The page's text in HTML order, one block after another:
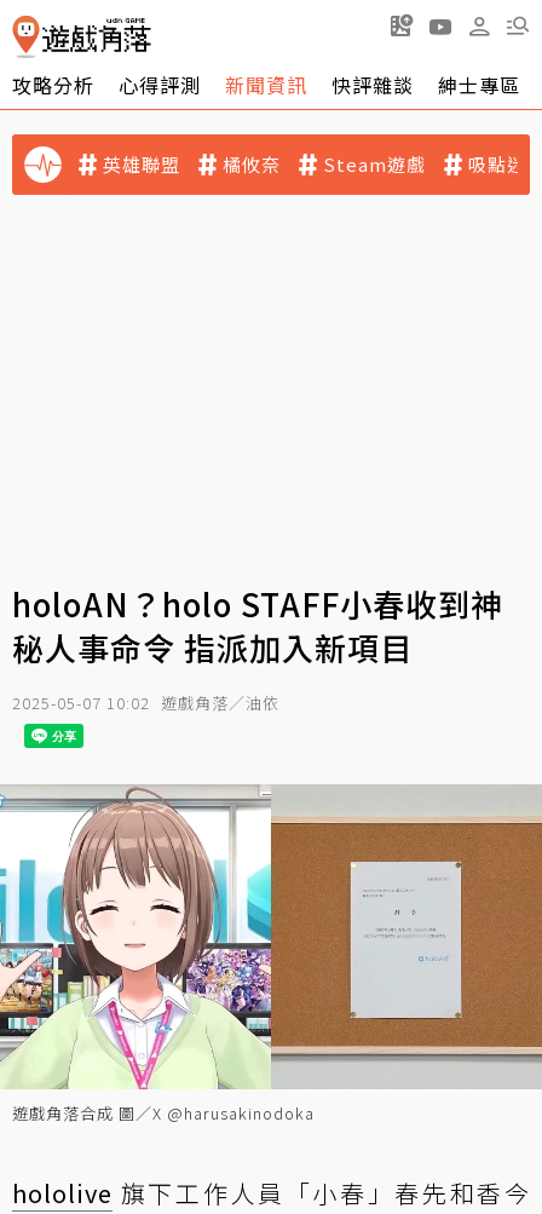
攻略分析 心得評測 新聞資訊 快評雜談 紳士專區
英雄聯盟 橘攸奈 Steam遊戲 吸點迷
holoAN？holo STAFF小春收到神
秘人事命令 指派加入新項目
2025-05-07 10:02 遊戲角落／油依
遊戲角落合成 圖／X @harusakinodoka
hololive 旗下工作人員「小春」春先和香今